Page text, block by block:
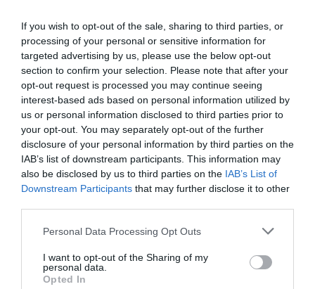
If you wish to opt-out of the sale, sharing to third parties, or
processing of your personal or sensitive information for
targeted advertising by us, please use the below opt-out
section to confirm your selection. Please note that after your
opt-out request is processed you may continue seeing
interest-based ads based on personal information utilized by
us or personal information disclosed to third parties prior to
your opt-out. You may separately opt-out of the further
disclosure of your personal information by third parties on the
IAB’s list of downstream participants. This information may
also be disclosed by us to third parties on the IAB’s List of
Downstream Participants that may further disclose it to other
Personal Data Processing Opt Outs
I want to opt-out of the Sharing of my
personal data.
Opted In